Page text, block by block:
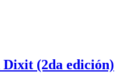
(2da edición)